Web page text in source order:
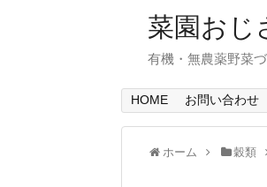
菜園おじ
有機・無農薬野菜
HOME お問い合わせ
ホーム 穀類